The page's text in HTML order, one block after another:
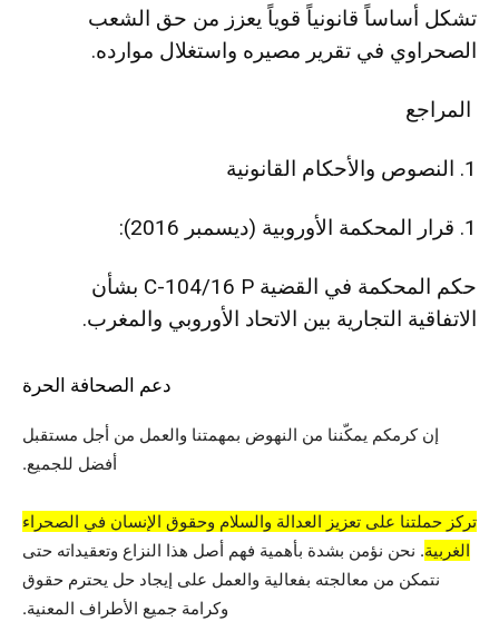
تشكل أساساً قانونياً قوياً يعزز من حق الشعب
الصحراوي في تقرير مصيره واستغلال موارده.
المراجع
1. النصوص والأحكام القانونية
1. قرار المحكمة الأوروبية (ديسمبر 2016):
حكم المحكمة في القضية C-104/16 P بشأن
الاتفاقية التجارية بين الاتحاد الأوروبي والمغرب.
دعم الصحافة الحرة
إن كرمكم يمكّننا من النهوض بمهمتنا والعمل من أجل مستقبل
أفضل للجميع.
تركز حملتنا على تعزيز العدالة والسلام وحقوق الإنسان في الصحراء
الغربية. نحن نؤمن بشدة بأهمية فهم أصل هذا النزاع وتعقيداته حتى
نتمكن من معالجته بفعالية والعمل على إيجاد حل يحترم حقوق
وكرامة جميع الأطراف المعنية.